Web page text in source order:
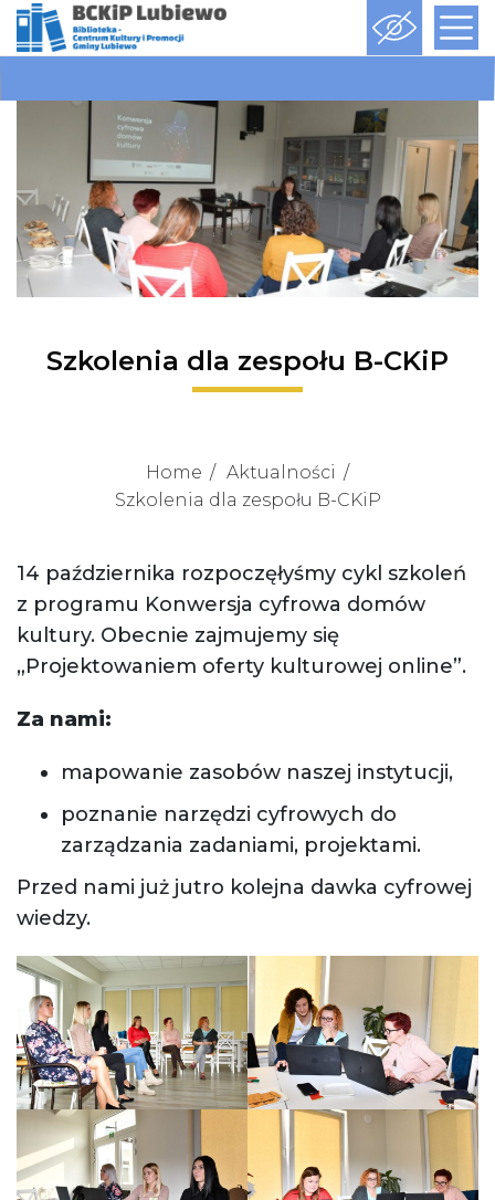
Szkolenia dla zespołu B-CKiP
Home
Aktualności
Szkolenia dla zespołu B-CKiP
14 października rozpoczęłyśmy cykl szkoleń
z programu Konwersja cyfrowa domów
kultury. Obecnie zajmujemy się
„Projektowaniem oferty kulturowej online”.
Za nami:
mapowanie zasobów naszej instytucji,
poznanie narzędzi cyfrowych do
zarządzania zadaniami, projektami.
Przed nami już jutro kolejna dawka cyfrowej
wiedzy.